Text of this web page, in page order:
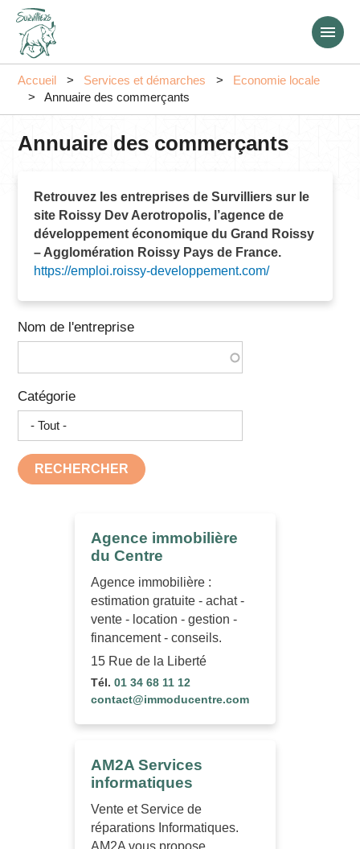
Accueil Services et démarches
Economie locale
Annuaire des commerçants
Annuaire des commerçants
Retrouvez les entreprises de Survilliers sur le
site Roissy Dev Aerotropolis, l’agence de
développement économique du Grand Roissy
– Agglomération Roissy Pays de France.
https://emploi.roissy-developpement.com/
Nom de l'entreprise
Catégorie
RECHERCHER
Agence immobilière
du Centre
Agence immobilière :
estimation gratuite - achat -
vente - location - gestion -
financement - conseils.
15 Rue de la Liberté
Tél. 01 34 68 11 12
contact@immoducentre.com
AM2A Services
informatiques
Vente et Service de
réparations Informatiques.
AM2A vous propose